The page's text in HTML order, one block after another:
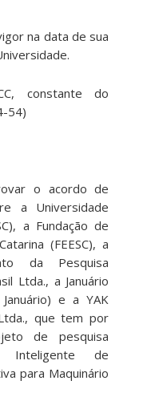
na data de sua
constante do
54)
o acordo de
a Universidade
a Fundação de
(FEESC), a
da Pesquisa
Ltda., a Januário
e a YAK
que tem por
de pesquisa
Inteligente de
para Maquinário